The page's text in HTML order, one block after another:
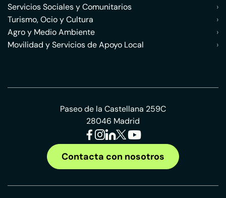
Servicios Sociales y Comunitarios
›
Turismo, Ocio y Cultura
›
Agro y Medio Ambiente
›
Movilidad y Servicios de Apoyo Local
›
Paseo de la Castellana 259C
28046 Madrid
Contacta con nosotros